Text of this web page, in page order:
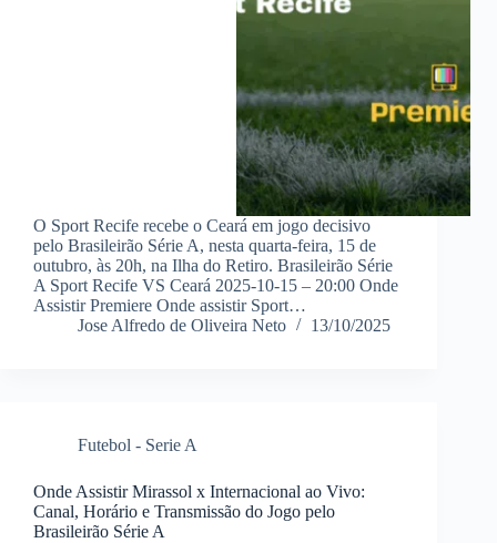
O Sport Recife recebe o Ceará em jogo decisivo
pelo Brasileirão Série A, nesta quarta-feira, 15 de
outubro, às 20h, na Ilha do Retiro. Brasileirão Série
A Sport Recife VS Ceará 2025-10-15 – 20:00 Onde
Assistir Premiere Onde assistir Sport…
Jose Alfredo de Oliveira Neto
13/10/2025
Futebol - Serie A
Onde Assistir Mirassol x Internacional ao Vivo:
Canal, Horário e Transmissão do Jogo pelo
Brasileirão Série A